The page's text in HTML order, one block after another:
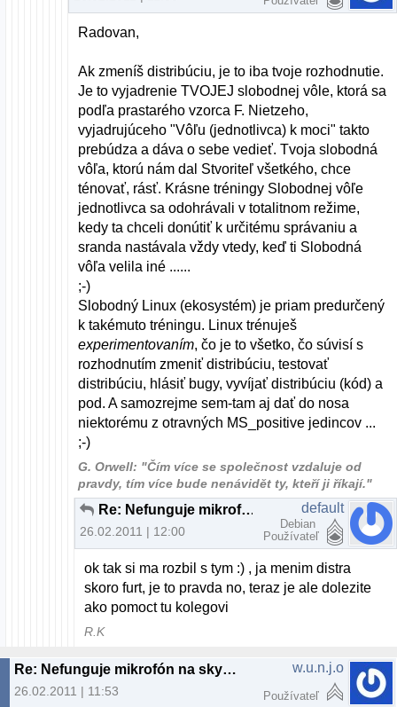
Radovan,
Ak zmeníš distribúciu, je to iba tvoje rozhodnutie.
Je to vyjadrenie TVOJEJ slobodnej vôle, ktorá sa
podľa prastarého vzorca F. Nietzeho,
vyjadrujúceho "Vôľu (jednotlivca) k moci" takto
prebúdza a dáva o sebe vedieť. Tvoja slobodná
vôľa, ktorú nám dal Stvoriteľ všetkého, chce
ténovať, rásť. Krásne tréningy Slobodnej vôľe
jednotlivca sa odohrávali v totalitnom režime,
kedy ta chceli donútiť k určitému správaniu a
sranda nastávala vždy vtedy, keď ti Slobodná
vôľa velila iné ......
;-)
Slobodný Linux (ekosystém) je priam predurčený
k takémuto tréningu. Linux trénuješ
experimentovaním, čo je to všetko, čo súvisí s
rozhodnutím zmeniť distribúciu, testovať
distribúciu, hlásiť bugy, vyvíjať distribúciu (kód) a
pod. A samozrejme sem-tam aj dať do nosa
niektorému z otravných MS_positive jedincov ...
;-)
G. Orwell: "Čím více se společnost vzdaluje od
pravdy, tím více bude nenávidět ty, kteří ji říkají."
Re: Nefunguje mikrofón na skype
26.02.2011 | 12:00
default
Debian
Používateľ
ok tak si ma rozbil s tym :) , ja menim distra
skoro furt, je to pravda no, teraz je ale dolezite
ako pomoct tu kolegovi
R.K
Re: Nefunguje mikrofón na skype
26.02.2011 | 11:53
w.u.n.j.o
Používateľ